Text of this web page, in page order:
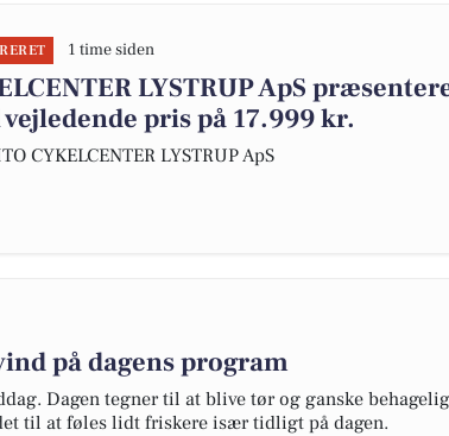
1 time siden
LYSTRUP ApS
pris på 17.999 kr.
CYKELCENTER LYSTRUP ApS
på dagens program
Dagen tegner til at blive tør og ganske
til at føles lidt friskere især tidligt på dagen.